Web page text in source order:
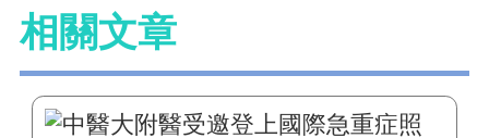
相關文章